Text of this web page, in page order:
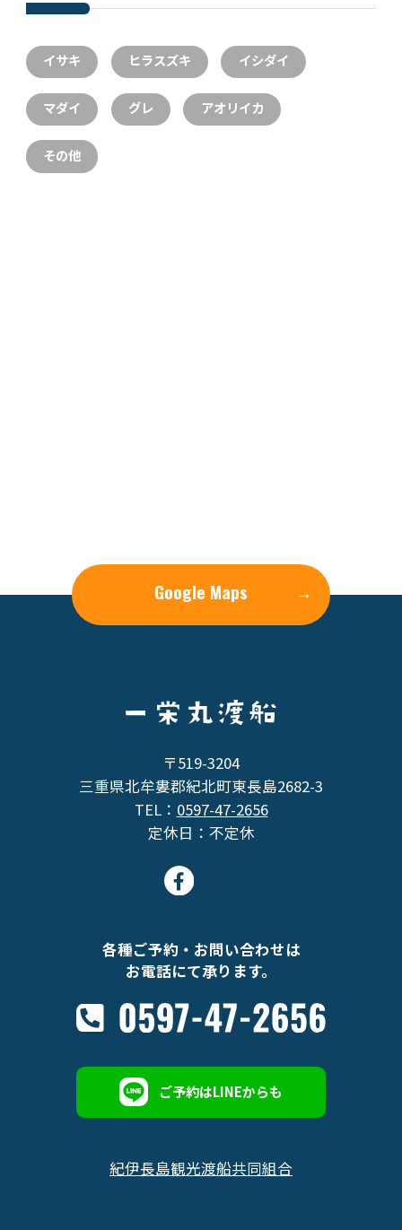
イサキ ヒラスズキ イシダイ
マダイ グレ アオリイカ
その他
Google Maps →
〒519-3204
三重県北牟婁郡紀北町東長島2682-3
TEL： 0597-47-2656
定休日：不定休
各種ご予約・お問い合わせは
お電話にて承ります。
ご予約はLINEからも
紀伊長島観光渡船共同組合